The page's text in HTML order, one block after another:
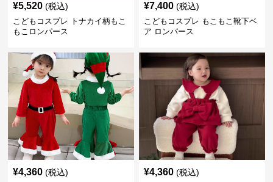
¥5,520 (税込)
こどもコスプレ トナカイ柄もこ
もこロンパース
¥7,400 (税込)
こどもコスプレ もこもこ靴下ベ
ア ロンパース
¥4,360 (税込) ¥4,360 (税込)